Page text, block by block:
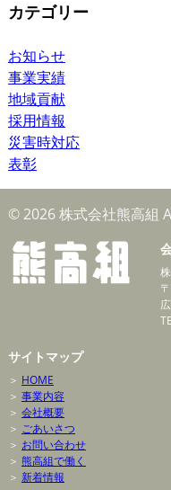
カテゴリー
お知らせ
事業実績
地域貢献
採用情報
災害時対応
表彰
© 2026 株式会社熊高組
サイトマップ
＞ HOME
＞ 事業内容
＞ 会社概要
＞ ごあいさつ
＞ お問い合わせ
＞ 熊高組で働く
＞ 新着情報